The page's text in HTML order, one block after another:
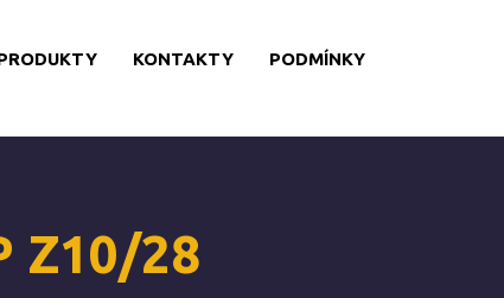
KONTAKTY PODMÍNKY
Z10/28